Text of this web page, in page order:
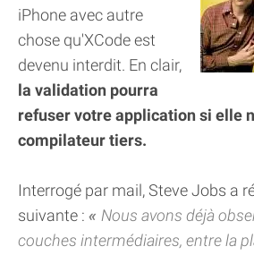
iPhone avec autre
chose qu'XCode est
devenu interdit. En clair,
la validation pourra
refuser votre application si elle
compilateur tiers.
Interrogé par mail, Steve Jobs a
suivante :
Nous avons déjà
couches intermédiaires, entre la